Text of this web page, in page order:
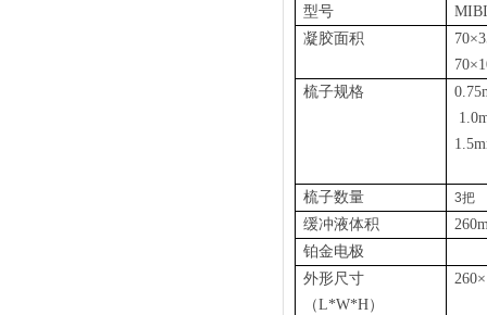
型号
凝胶面积
梳子规格
梳子数量 3把
缓冲液体积
铂金电极
外形尺寸
（L*W*H）